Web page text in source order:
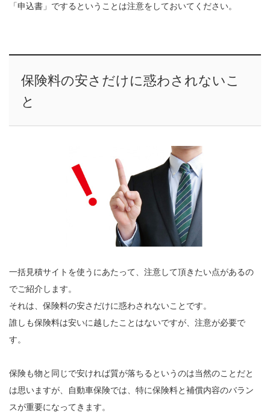
「申込書」でするということは注意をしておいてください。
保険料の安さだけに惑わされないこ
と
一括見積サイトを使うにあたって、注意して頂きたい点があるの
でご紹介します。
それは、保険料の安さだけに惑わされないことです。
誰しも保険料は安いに越したことはないですが、注意が必要で
す。
保険も物と同じで安ければ質が落ちるというのは当然のことだと
は思いますが、自動車保険では、特に保険料と補償内容のバラン
スが重要になってきます。